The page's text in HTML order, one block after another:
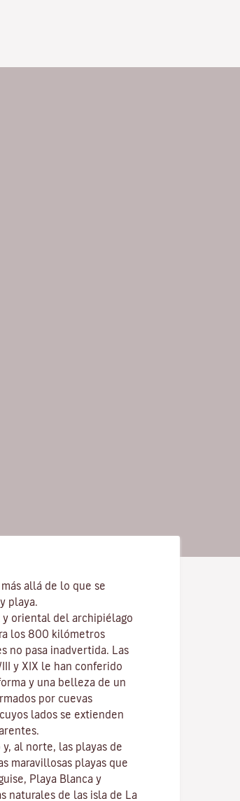
allá de lo que se
playa.
y oriental del archipiélago
los 800 kilómetros
no pasa inadvertida. Las
y XIX le han conferido
y una belleza de un
por cuevas
lados se extienden
y, al norte, las playas de
maravillosas playas que
Playa Blanca y
naturales de las isla de
La